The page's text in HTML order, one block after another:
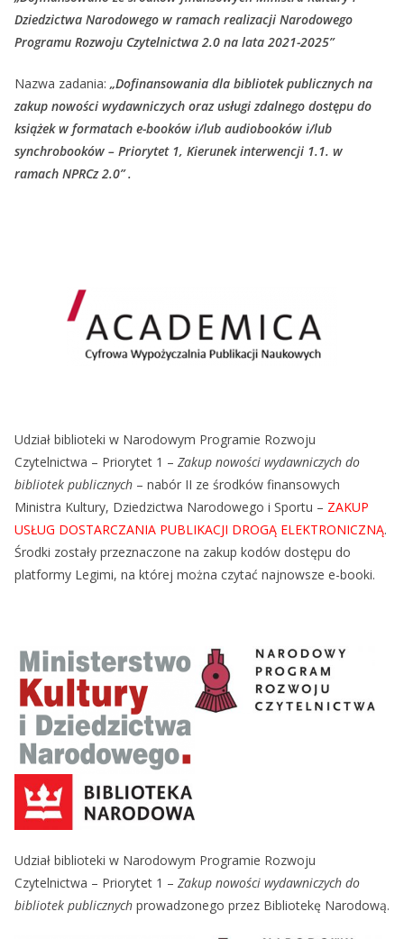
Dziedzictwa Narodowego w ramach realizacji Narodowego
Programu Rozwoju Czytelnictwa 2.0 na lata 2021-2025”
Nazwa zadania: „Dofinansowania dla bibliotek publicznych na
zakup nowości wydawniczych oraz usługi zdalnego dostępu do
książek w formatach e-booków i/lub audiobooków i/lub
synchrobooków – Priorytet 1, Kierunek interwencji 1.1. w
ramach NPRCz 2.0” .
Udział biblioteki w Narodowym Programie Rozwoju
Czytelnictwa – Priorytet 1 – Zakup nowości wydawniczych do
bibliotek publicznych – nabór II ze środków finansowych
Ministra Kultury, Dziedzictwa Narodowego i Sportu – ZAKUP
USŁUG DOSTARCZANIA PUBLIKACJI DROGĄ ELEKTRONICZNĄ.
Środki zostały przeznaczone na zakup kodów dostępu do
platformy Legimi, na której można czytać najnowsze e-booki.
Udział biblioteki w Narodowym Programie Rozwoju
Czytelnictwa – Priorytet 1 – Zakup nowości wydawniczych do
bibliotek publicznych prowadzonego przez Bibliotekę Narodową.